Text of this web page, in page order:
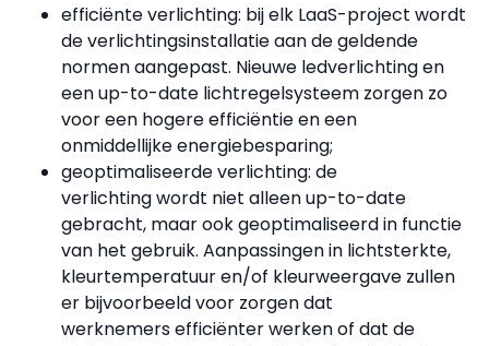
efficiënte verlichting: bij elk LaaS-project wordt
de verlichtingsinstallatie aan de geldende
normen aangepast. Nieuwe ledverlichting en
een up-to-date lichtregelsysteem zorgen zo
voor een hogere efficiëntie en een
onmiddellijke energiebesparing;
geoptimaliseerde verlichting: de
verlichting wordt niet alleen up-to-date
gebracht, maar ook geoptimaliseerd in functie
van het gebruik. Aanpassingen in lichtsterkte,
kleurtemperatuur en/of kleurweergave zullen
er bijvoorbeeld voor zorgen dat
werknemers efficiënter werken of dat de